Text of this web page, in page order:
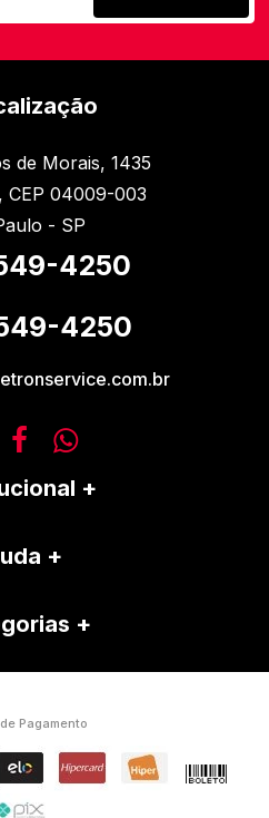
de Morais, 1435
CEP 04009-003
- SP
4250
4250
Pagamento